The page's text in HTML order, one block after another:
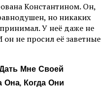
Константином. Он,
но никаких
У неё даже не
не просил её заветные
Мне Своей
Когда Они